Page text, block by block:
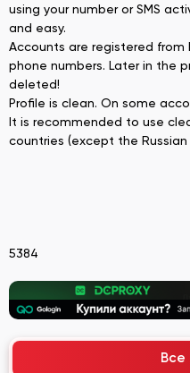
using your number or SMS
and easy.
Accounts are registered from
phone numbers. Later in the
deleted!
Profile is clean. On some
It is recommended to use
countries (except the
5384
Все